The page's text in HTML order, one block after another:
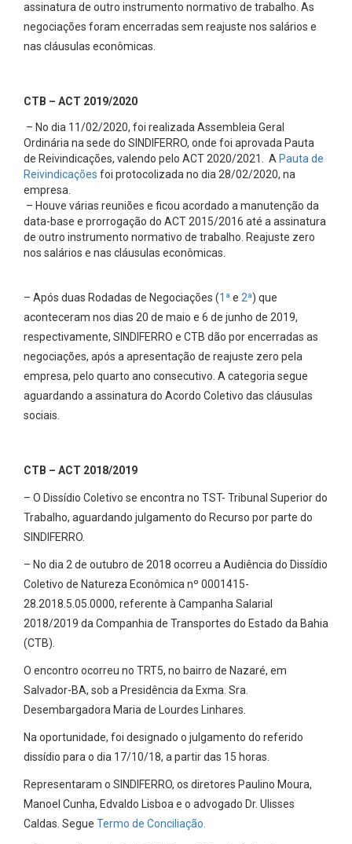
assinatura de outro instrumento normativo de trabalho. As
negociações foram encerradas sem reajuste nos salários e
nas cláusulas econômicas.
CTB – ACT 2019/2020
– No dia 11/02/2020, foi realizada Assembleia Geral
Ordinária na sede do SINDIFERRO, onde foi aprovada Pauta
de Reivindicações, valendo pelo ACT 2020/2021. A Pauta de
Reivindicações foi protocolizada no dia 28/02/2020, na
empresa.
– Houve várias reuniões e ficou acordado a manutenção da
data-base e prorrogação do ACT 2015/2016 até a assinatura
de outro instrumento normativo de trabalho. Reajuste zero
nos salários e nas cláusulas econômicas.
– Após duas Rodadas de Negociações (1ª e 2ª) que
aconteceram nos dias 20 de maio e 6 de junho de 2019,
respectivamente, SINDIFERRO e CTB dão por encerradas as
negociações, após a apresentação de reajuste zero pela
empresa, pelo quarto ano consecutivo. A categoria segue
aguardando a assinatura do Acordo Coletivo das cláusulas
sociais.
CTB – ACT 2018/2019
– O Dissídio Coletivo se encontra no TST- Tribunal Superior do
Trabalho, aguardando julgamento do Recurso por parte do
SINDIFERRO.
– No dia 2 de outubro de 2018 ocorreu a Audiência do Dissídio
Coletivo de Natureza Econômica nº 0001415-
28.2018.5.05.0000, referente à Campanha Salarial
2018/2019 da Companhia de Transportes do Estado da Bahia
(CTB).
O encontro ocorreu no TRT5, no bairro de Nazaré, em
Salvador-BA, sob a Presidência da Exma. Sra.
Desembargadora Maria de Lourdes Linhares.
Na oportunidade, foi designado o julgamento do referido
dissídio para o dia 17/10/18, a partir das 15 horas.
Representaram o SINDIFERRO, os diretores Paulino Moura,
Manoel Cunha, Edvaldo Lisboa e o advogado Dr. Ulisses
Caldas. Segue Termo de Conciliação.